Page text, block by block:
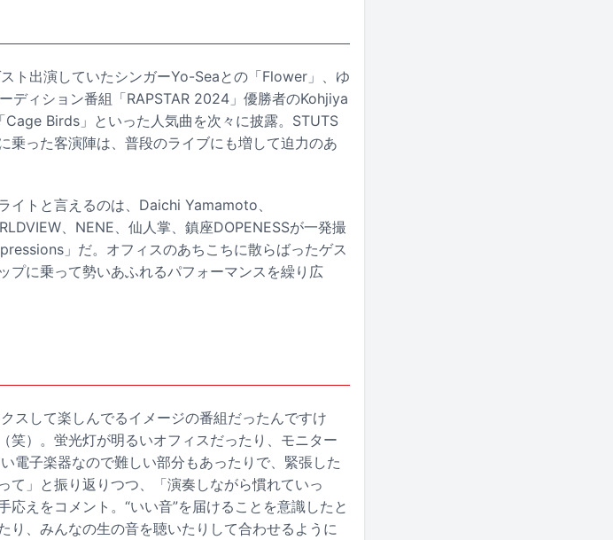
ト出演していたシンガーYo-Seaとの「Flower」、ゆ
ディション番組「RAPSTAR 2024」優勝者のKohjiya
Birds」といった人気曲を次々に披露。STUTS
乗った客演陣は、普段のライブにも増して迫力のあ
イトと言えるのは、Daichi Yamamoto、
、NENE、仙人掌、鎮座DOPENESSが一発撮
」だ。オフィスのあちこちに散らばったゲス
プに乗って勢いあふれるパフォーマンスを繰り広
スして楽しんでるイメージの番組だったんですけ
笑）。蛍光灯が明るいオフィスだったり、モニター
電子楽器なので難しい部分もあったりで、緊張した
て」と振り返りつつ、「演奏しながら慣れていっ
えをコメント。“いい音”を届けることを意識したと
り、みんなの生の音を聴いたりして合わせるように